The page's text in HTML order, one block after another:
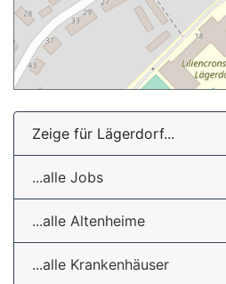
Zeige für Lägerdorf...
...alle Jobs
...alle Altenheime
...alle Krankenhäuser